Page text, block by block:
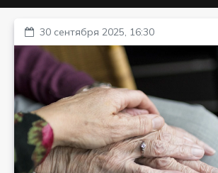
30 сентября 2025, 16:30